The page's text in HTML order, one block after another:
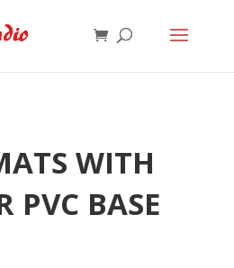
WITH
PVC BASE